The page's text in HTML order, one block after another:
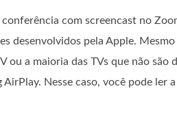
com screencast no
desenvolvidos pela Apple.
ou a maioria das TVs que não são
Nesse caso, você pode ler